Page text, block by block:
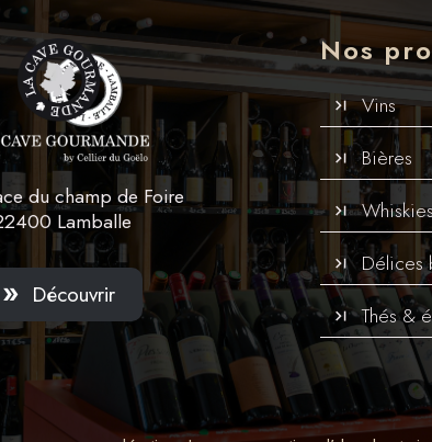
du champ de Foire
Lamballe
Découvrir
Nos
Vins
Bières
Délices
Thés &